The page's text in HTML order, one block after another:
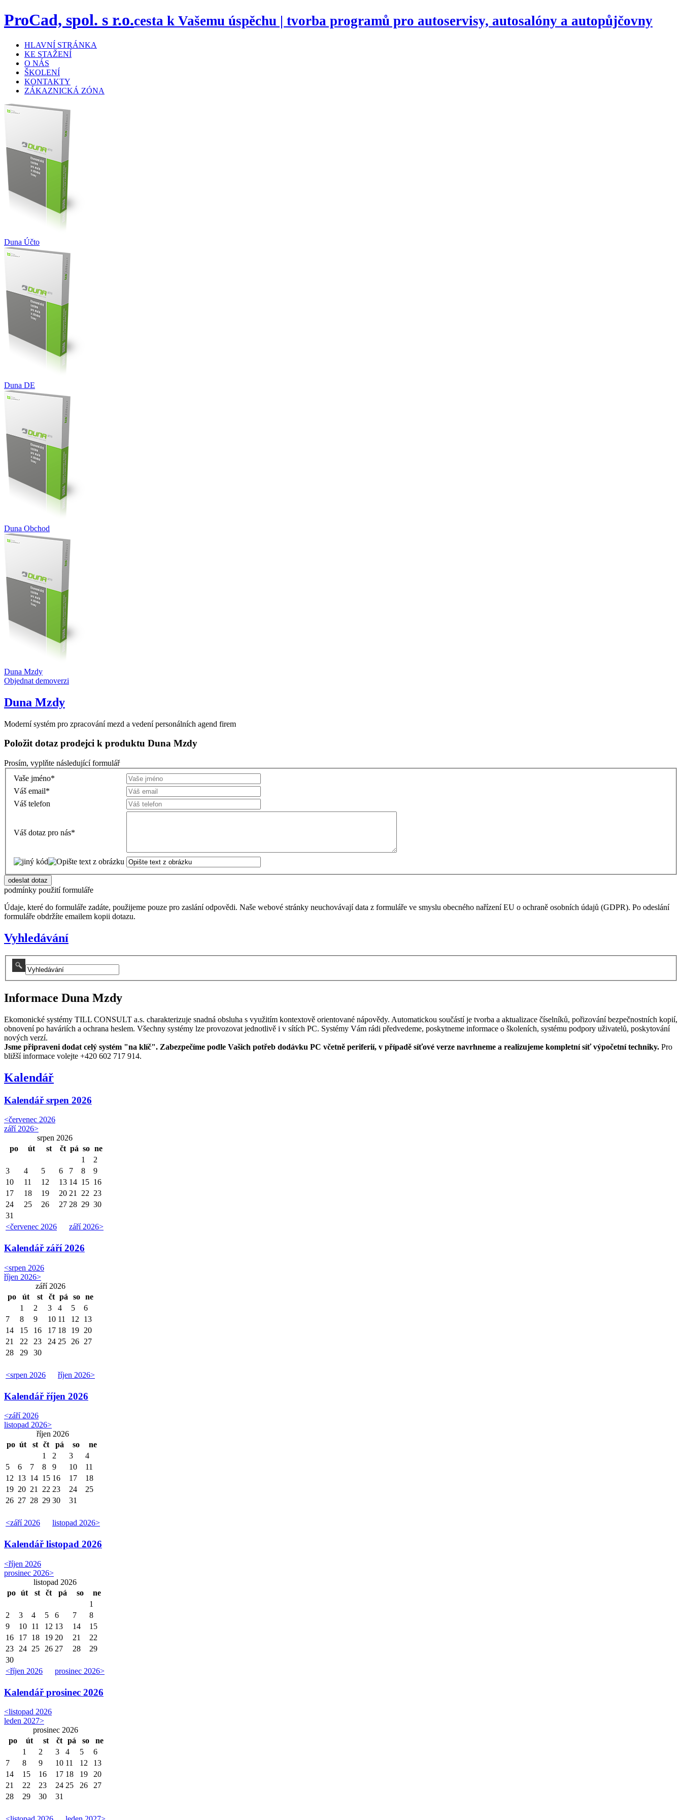
ProCad, spol. s r.o.cesta k Vašemu úspěchu | tvorba programů pro autoservisy, autosalóny a autopůjčovny
HLAVNÍ STRÁNKA
KE STAŽENÍ
O NÁS
ŠKOLENÍ
KONTAKTY
ZÁKAZNICKÁ ZÓNA
Duna Účto
Duna DE
Duna Obchod
Duna Mzdy
Objednat demoverzi
Duna Mzdy
Moderní systém pro zpracování mezd a vedení personálních agend firem
Položit dotaz prodejci k produktu Duna Mzdy
Prosím, vyplňte následující formulář
Vaše jméno*
Váš email*
Váš telefon
Váš dotaz pro nás*
podmínky použití formuláře
Údaje, které do formuláře zadáte, použijeme pouze pro zaslání odpovědi. Naše webové stránky neuchovávají data z formuláře ve smyslu obecného nařízení EU o ochraně osobních údajů (GDPR). Po odeslání
formuláře obdržíte emailem kopii dotazu.
Vyhledávání
Informace Duna Mzdy
Ekomonické systémy TILL CONSULT a.s. charakterizuje snadná obsluha s využitím kontextově orientované nápovědy. Automatickou součástí je tvorba a aktualizace číselníků, pořizování bezpečnostních kopií,
obnovení po haváriích a ochrana heslem. Všechny systémy lze provozovat jednotlivě i v sítích PC. Systémy Vám rádi předvedeme, poskytneme informace o školeních, systému podpory uživatelů, poskytování
nových verzí.
Jsme připraveni dodat celý systém "na klíč". Zabezpečíme podle Vašich potřeb dodávku PC včetně periferií, v případě síťové verze navrhneme a realizujeme kompletní síť výpočetní techniky. Pro
bližší informace volejte +420 602 717 914.
Kalendář
Kalendář srpen 2026
<červenec 2026
září 2026>
srpen 2026
po
út st čt pá so ne
<červenec 2026 září 2026>
1
2
3
4 5 6 7 8
9
10
11 12 13 14 15 16
17
18 19 20 21 22 23
24
25 26 27 28 29 30
31
Kalendář září 2026
<srpen 2026
říjen 2026>
září 2026
po
út st čt pá so ne
<srpen 2026 říjen 2026>
1 2 3 4 5
6
7
8 9 10 11 12
13
14
15 16 17 18 19 20
21
22 23 24 25 26 27
28
29 30
Kalendář říjen 2026
<září 2026
listopad 2026>
říjen 2026
po út st čt pá so ne
<září 2026 listopad 2026>
1 2 3
4
5
6 7 8 9 10
11
12 13 14 15 16 17
18
19 20 21 22 23 24
25
26 27 28 29 30 31
Kalendář listopad 2026
<říjen 2026
prosinec 2026>
listopad 2026
po
út st čt pá so ne
<říjen 2026 prosinec 2026>
1
2
3 4 5 6 7
8
9
10 11 12 13 14
15
16
17 18 19 20 21
22
23
24 25 26 27 28
29
30
Kalendář prosinec 2026
<listopad 2026
leden 2027>
prosinec 2026
po
út st čt pá so ne
1 2 3 4 5
6
7
8 9 10 11 12
13
14
15 16 17 18 19
20
21
22 23 24 25 26
27
28
29 30 31